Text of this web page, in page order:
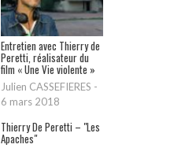
Entretien avec Thierry de
Peretti, réalisateur du
film « Une Vie violente »
Julien CASSEFIERES -
6 mars 2018
Thierry De Peretti – "Les
Apaches"